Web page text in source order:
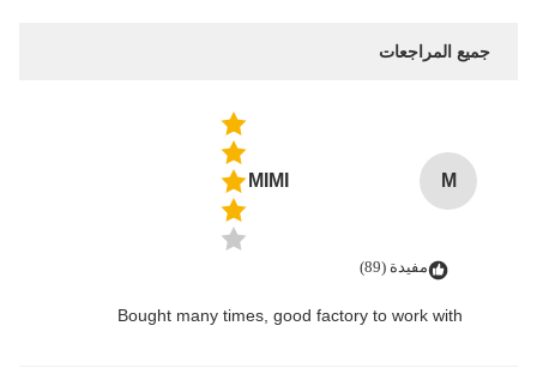
جميع المراجعات
M
MIMI
مفيدة (89)
Bought many times, good factory to work with